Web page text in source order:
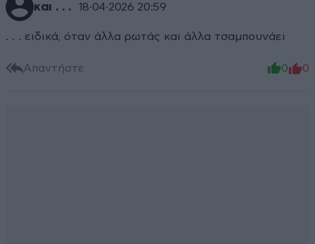
και . . . 18·04·2026 20:59
. . . ειδικά, όταν άλλα ρωτάς και άλλα τσαμπουνάει
Απαντήστε 0 0